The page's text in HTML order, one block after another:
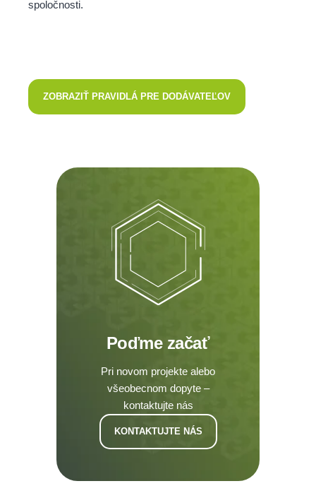
spoločnosti.
ZOBRAZIŤ PRAVIDLÁ PRE DODÁVATEĽOV
Poďme začať
Pri novom projekte alebo
všeobecnom dopyte –
kontaktujte nás
KONTAKTUJTE NÁS